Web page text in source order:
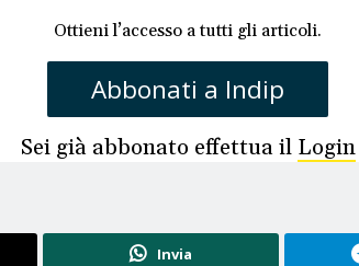
Ottieni l’accesso a tutti gli articoli.
Abbonati a Indip
Sei già abbonato effettua il Login
Invia